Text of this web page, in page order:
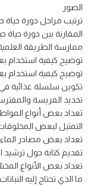
الصور
ترتيب مراحل دورة حياة
المقارنة بين دورة
ممارسة الطريقة
توضيح كيفية استخدام
توضيح كيفية استخدام
تكوين سلسلة غذائية
تحديد الفريسة
تعداد بعض أنواع
التمثيل لبعض
تعداد بعض مصادر
تقديم كتابة حول ترشيد
تعداد بعض الأنواع
ما الذي تحتاج إليه